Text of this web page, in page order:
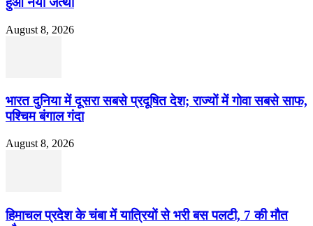
August 8, 2026
भारत दुनिया में दूसरा सबसे प्रदूषित देश; राज्यों में गोवा सबसे साफ,
पश्चिम बंगाल गंदा
August 8, 2026
हिमाचल प्रदेश के चंबा में यात्रियों से भरी बस पलटी, 7 की मौत